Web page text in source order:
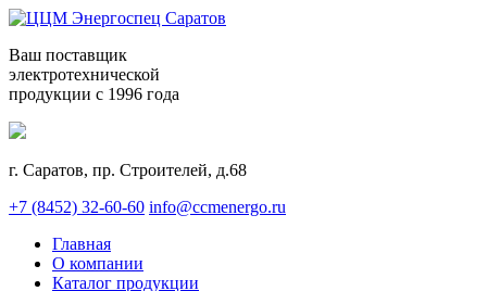
Ваш поставщик
электротехнической
продукции с 1996 года
г. Саратов, пр. Строителей, д.68
+7 (8452) 32-60-60 info@ccmenergo.ru
Главная
О компании
Каталог продукции